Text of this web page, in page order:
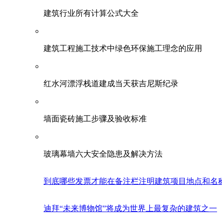
建筑行业所有计算公式大全
建筑工程施工技术中绿色环保施工理念的应用
红水河漂浮栈道建成当天获吉尼斯纪录
墙面瓷砖施工步骤及验收标准
玻璃幕墙六大安全隐患及解决方法
到底哪些发票才能在备注栏注明建筑项目地点和名
迪拜“未来博物馆”将成为世界上最复杂的建筑之一